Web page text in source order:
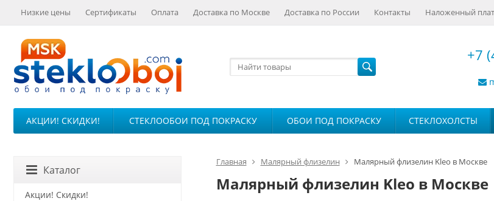
Низкие цены Сертификаты Оплата Доставка по Москве Доставка по России Контакты Наложенный
+7
АКЦИИ! СКИДКИ! СТЕКЛООБОИ ПОД ПОКРАСКУ ОБОИ ПОД ПОКРАСКУ СТЕКЛОХОЛСТЫ
Главная Малярный флизелин Малярный флизелин Kleo в Москве
Малярный флизелин Kleo в Москве
Каталог
Акции! Скидки!